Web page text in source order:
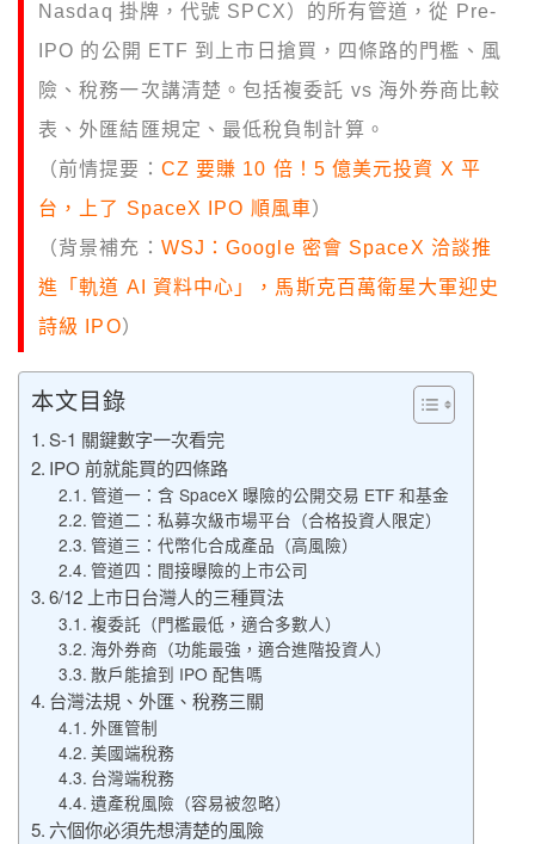
Nasdaq 掛牌，代號 SPCX）的所有管道，從 Pre-
IPO 的公開 ETF 到上市日搶買，四條路的門檻、風
險、稅務一次講清楚。包括複委託 vs 海外券商比較
表、外匯結匯規定、最低稅負制計算。
（前情提要： CZ 要賺 10 倍！5 億美元投資 X 平
台，上了 SpaceX IPO 順風車）
（背景補充： WSJ：Google 密會 SpaceX 洽談推
進「軌道 AI 資料中心」，馬斯克百萬衛星大軍迎史
詩級 IPO）
本文目錄
S-1 關鍵數字一次看完
IPO 前就能買的四條路
管道一：含 SpaceX 曝險的公開交易 ETF 和基金
管道二：私募次級市場平台（合格投資人限定）
管道三：代幣化合成產品（高風險）
管道四：間接曝險的上市公司
6/12 上市日台灣人的三種買法
複委託（門檻最低，適合多數人）
海外券商（功能最強，適合進階投資人）
散戶能搶到 IPO 配售嗎
台灣法規、外匯、稅務三關
外匯管制
美國端稅務
台灣端稅務
遺產稅風險（容易被忽略）
六個你必須先想清楚的風險